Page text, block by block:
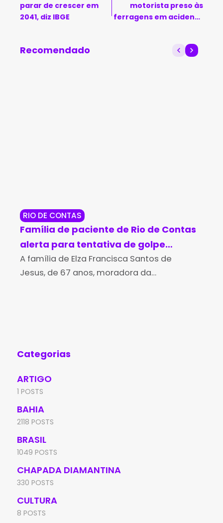
parar de crescer em
2041, diz IBGE
motorista preso às
ferragens em acidente
Recomendado
RIO DE CONTAS
Família de paciente de Rio de Contas
alerta para tentativa de golpe
durante campanha para compra de
medicamento de alto custo
A família de Elza Francisca Santos de
Jesus, de 67 anos, moradora da
Categorias
ARTIGO
1 POSTS
BAHIA
2118 POSTS
BRASIL
1049 POSTS
CHAPADA DIAMANTINA
330 POSTS
CULTURA
8 POSTS